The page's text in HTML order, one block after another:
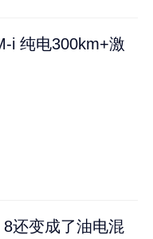
i 纯电300km+激
还变成了油电混